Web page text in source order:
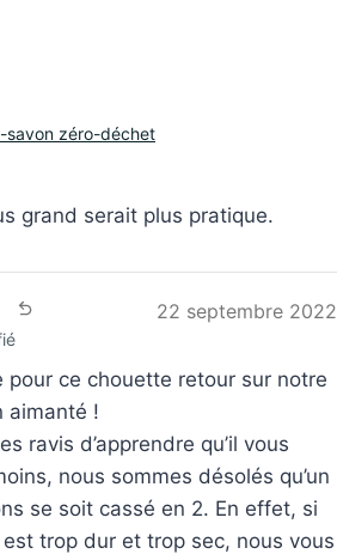
savon zéro-déchet
grand serait plus pratique.
22 septembre 2022
pour ce chouette retour sur notre
aimanté !
ravis d’apprendre qu’il vous
nous sommes désolés qu’un
se soit cassé en 2. En effet, si
trop dur et trop sec, nous vous